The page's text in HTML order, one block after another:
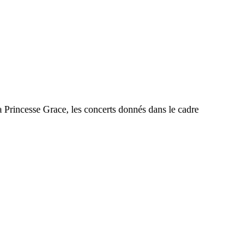
Grace, les concerts donnés dans le cadre